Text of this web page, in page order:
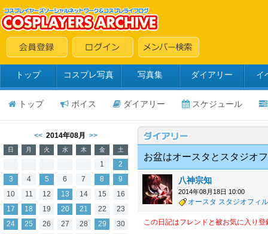
トップ コスプレ写真 写真集 ダイアリー イ
トップ ボイス ダイアリー スケジュール
<< 2014年08月 >>
日 月 火 水 木 金 土
1
2
3
4 5 6 7 8
9
10
11 12 13 14 15
16
17
18 19 20 21 22
23
24
25 26 27 28 29
30
お盆はオースタとスタジオ
八神宗知
2014年08月18日 10:00
オースタ スタジオフィル
この日記はフレンドと被お気に入り